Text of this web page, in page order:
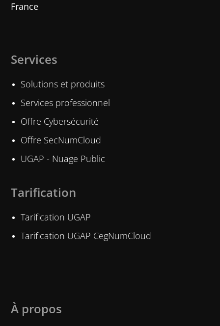
France
Services
Solutions et produits
Services professionnel
Offre Cybersécurité
Offre SecNumCloud
UGAP - Nuage Public
Tarification
Tarification UGAP
Tarification UGAP CegNumCloud
À propos